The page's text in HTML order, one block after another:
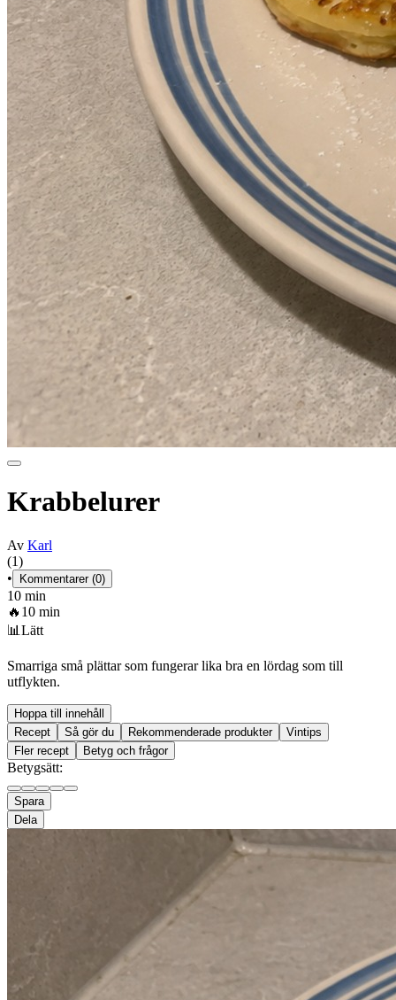
Krabbelurer
Av Karl
(1)
•
Kommentarer (0)
10 min
🔥 10 min
📊 Lätt
Smarriga små plättar som fungerar lika bra en lördag som till
utflykten.
Hoppa till innehåll
Recept
Så gör du Rekommenderade produkter
Vintips
Fler recept
Betyg och frågor
Betygsätt:
Spara
Dela